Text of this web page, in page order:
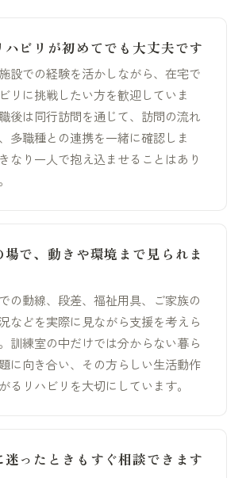
ハビリが初めてでも大丈夫です
設での経験を活かしながら、在宅で
リに挑戦したい方を歓迎していま
後は同行訪問を通じて、訪問の流れ
多職種との連携を一緒に確認しま
なり一人で抱え込ませることはあり
場で、動きや環境まで見られま
の動線、段差、福祉用具、ご家族の
などを実際に見ながら支援を考えら
訓練室の中だけでは分からない暮ら
に向き合い、その方らしい生活動作
るリハビリを大切にしています。
迷ったときもすぐ相談できます